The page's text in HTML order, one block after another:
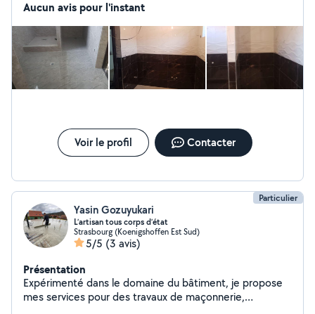
délais a 100%. Devis sur demande gratuitement
Aucun avis pour l'instant
Voir le profil Contacter
Particulier
Yasin Gozuyukari
L’artisan tous corps d’état
Strasbourg (Koenigshoffen Est Sud)
5/5 (3 avis)
Présentation
Expérimenté dans le domaine du bâtiment, je propose
mes services pour des travaux de maçonnerie,